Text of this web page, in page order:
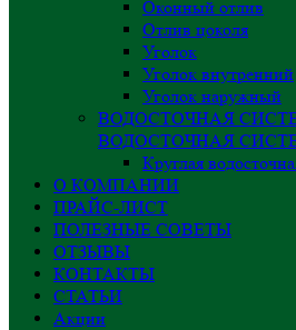
Оконный отлив
Отлив цоколя
Уголок
Уголок внутренний
Уголок наружный
ВОДОСТОЧНАЯ
ВОДОСТОЧНАЯ
Круглая
О КОМПАНИИ
ПРАЙС-ЛИСТ
ПОЛЕЗНЫЕ СОВЕТЫ
ОТЗЫВЫ
КОНТАКТЫ
СТАТЬИ
Акции